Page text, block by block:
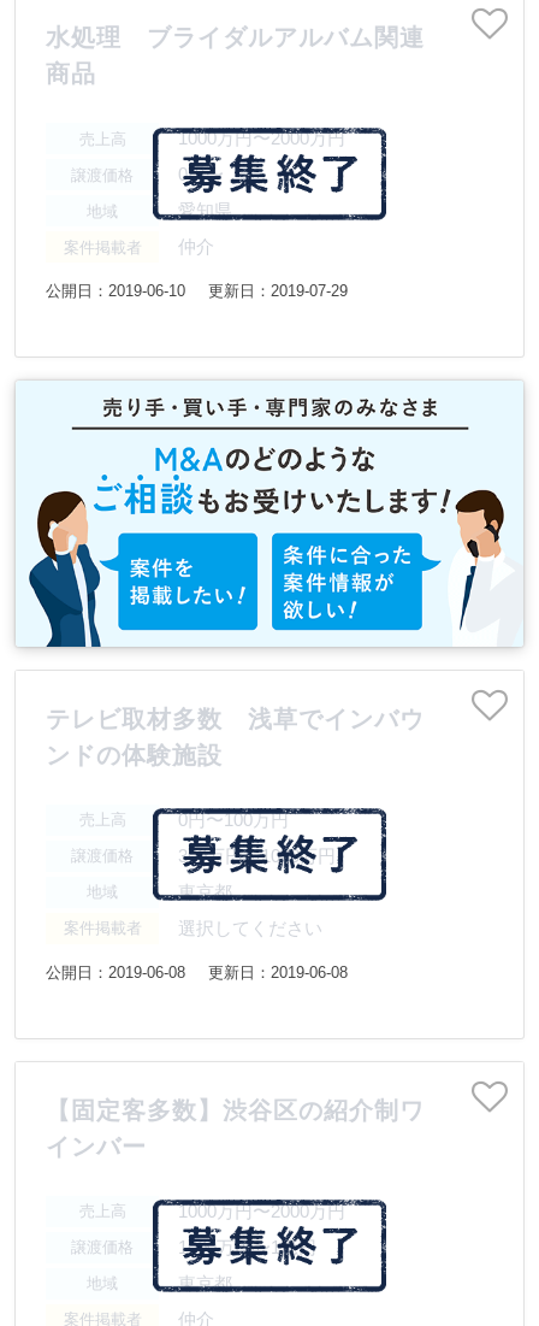
水処理 ブライダルアルバム関連
商品
売上高 1000万円〜2000万円
譲渡価格 0円〜
地域 愛知県
案件掲載者 仲介
公開日：2019-06-10 更新日：2019-07-29
テレビ取材多数 浅草でインバウ
ンドの体験施設
売上高 0円〜100万円
譲渡価格 300万円〜1000万円
地域 東京都
案件掲載者 選択してください
公開日：2019-06-08 更新日：2019-06-08
【固定客多数】渋谷区の紹介制ワ
インバー
売上高 1000万円〜2000万円
譲渡価格 1000万円〜1億円
地域 東京都
案件掲載者 仲介